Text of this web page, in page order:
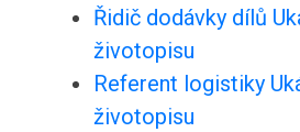
Řidič dodávky dílů
životopisu
Referent logistiky
životopisu